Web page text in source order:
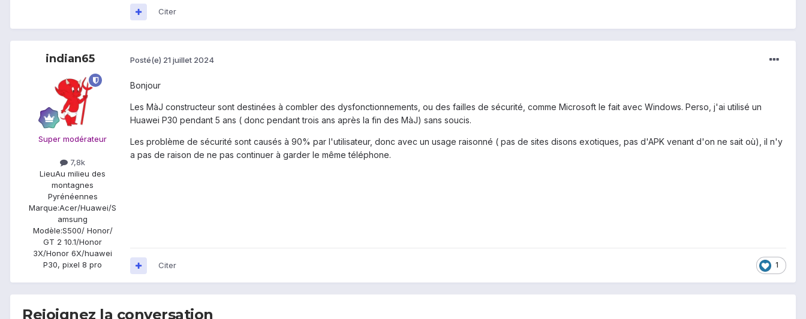
Citer
indian65
Super modérateur
7,8k
LieuAu milieu des
montagnes
Pyrénéennes
Marque:Acer/Huawei/S
amsung
Modèle:S500/ Honor/
GT 2 10.1/Honor
3X/Honor 6X/huawei
P30, pixel 8 pro
Posté(e) 21 juillet 2024
Bonjour
Les MàJ constructeur sont destinées à combler des dysfonctionnements, ou des failles de sécurité, comme Microsoft le fait avec Windows. Perso, j'ai utilisé un
Huawei P30 pendant 5 ans ( donc pendant trois ans après la fin des MàJ) sans soucis.
Les problème de sécurité sont causés à 90% par l'utilisateur, donc avec un usage raisonné ( pas de sites disons exotiques, pas d'APK venant d'on ne sait où), il n'y
a pas de raison de ne pas continuer à garder le même téléphone.
1
Citer
Rejoignez la conversation